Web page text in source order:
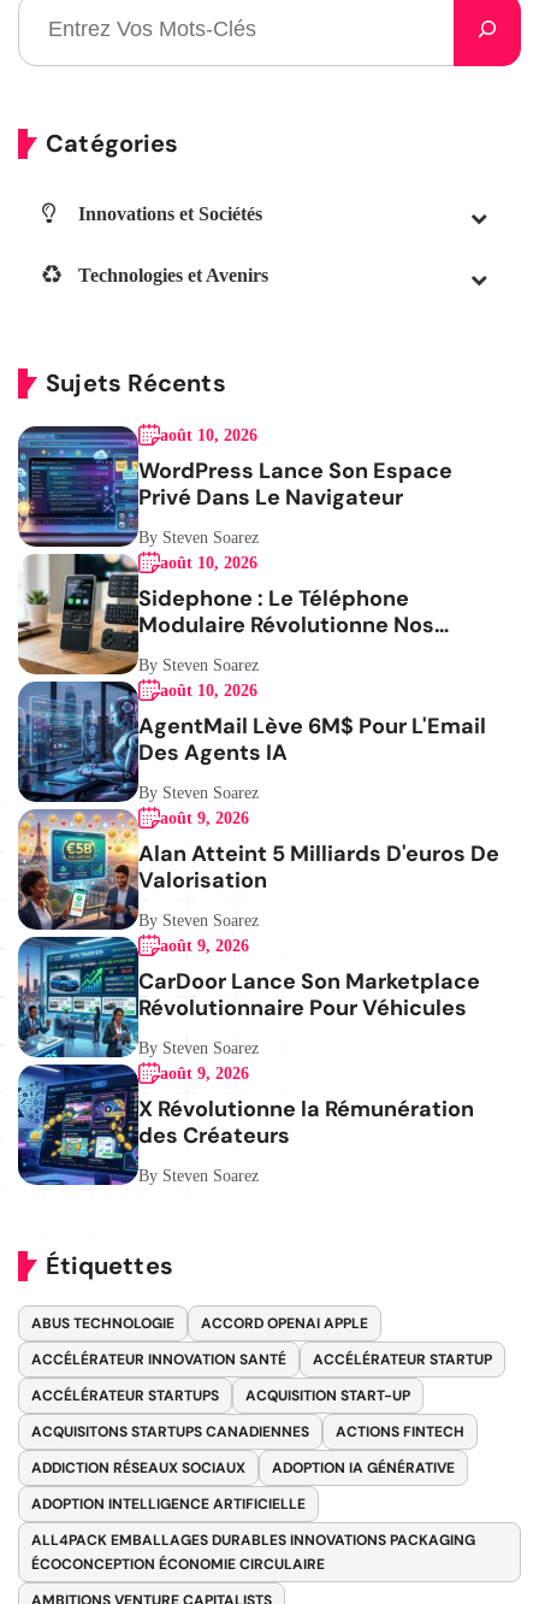
Catégories
Innovations et Sociétés
Technologies et Avenirs
Sujets Récents
août 10, 2026
WordPress Lance Son Espace
Privé Dans Le Navigateur
By Steven Soarez
août 10, 2026
Sidephone : Le Téléphone
Modulaire Révolutionne Nos
Habitudes
By Steven Soarez
août 10, 2026
AgentMail Lève 6M$ Pour L'Email
Des Agents IA
By Steven Soarez
août 9, 2026
Alan Atteint 5 Milliards D'euros De
Valorisation
By Steven Soarez
août 9, 2026
CarDoor Lance Son Marketplace
Révolutionnaire Pour Véhicules
By Steven Soarez
août 9, 2026
X Révolutionne la Rémunération
des Créateurs
By Steven Soarez
Étiquettes
ABUS TECHNOLOGIE
ACCORD OPENAI APPLE
ACCÉLÉRATEUR INNOVATION SANTÉ
ACCÉLÉRATEUR STARTUP
ACCÉLÉRATEUR STARTUPS
ACQUISITION START-UP
ACQUISITONS STARTUPS CANADIENNES
ACTIONS FINTECH
ADDICTION RÉSEAUX SOCIAUX
ADOPTION IA GÉNÉRATIVE
ADOPTION INTELLIGENCE ARTIFICIELLE
ALL4PACK EMBALLAGES DURABLES INNOVATIONS PACKAGING
ÉCOCONCEPTION ÉCONOMIE CIRCULAIRE